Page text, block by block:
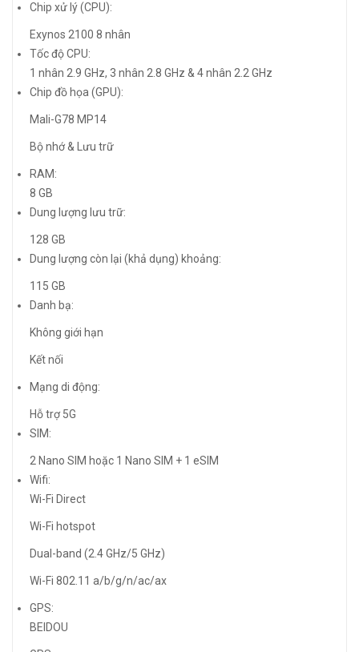
Chip xử lý (CPU):
Exynos 2100 8 nhân
Tốc độ CPU:
1 nhân 2.9 GHz, 3 nhân 2.8 GHz & 4 nhân 2.2 GHz
Chip đồ họa (GPU):
Mali-G78 MP14
Bộ nhớ & Lưu trữ
RAM:
8 GB
Dung lượng lưu trữ:
128 GB
Dung lượng còn lại (khả dụng) khoảng:
115 GB
Danh bạ:
Không giới hạn
Kết nối
Mạng di động:
Hỗ trợ 5G
SIM:
2 Nano SIM hoặc 1 Nano SIM + 1 eSIM
Wifi:
Wi-Fi Direct
Wi-Fi hotspot
Dual-band (2.4 GHz/5 GHz)
Wi-Fi 802.11 a/b/g/n/ac/ax
GPS:
BEIDOU